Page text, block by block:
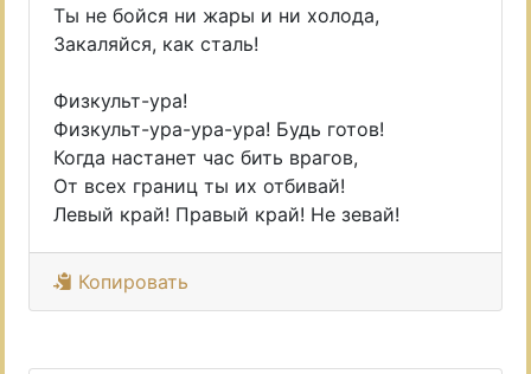
Ты не бойся ни жары и ни холода,
Закаляйся, как сталь!
Физкульт-ура!
Физкульт-ура-ура-ура! Будь готов!
Когда настанет час бить врагов,
От всех границ ты их отбивай!
Левый край! Правый край! Не зевай!
Копировать